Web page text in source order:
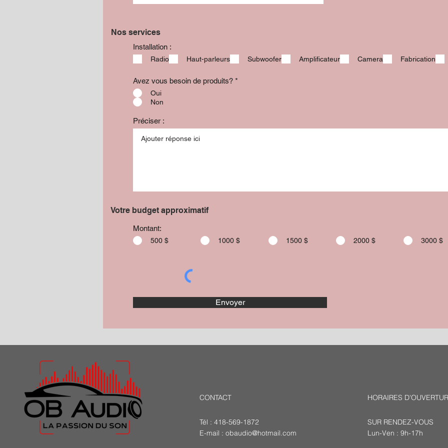
Nos services
Installation :
Radio Haut-parleurs Subwoofer Amplificateur Camera Fabrication
Avez vous besoin de produits? *
Oui
Non
Préciser :
Votre budget approximatif
Montant:
500 $ 1000 $ 1500 $ 2000 $ 3000 $
Envoyer
CONTACT
Tél : 418-569-1872
E-mail : obaudio@hotmail.com
HORAIRES
SUR RENDEZ-VOUS
Lun-Ven : 9h-17h